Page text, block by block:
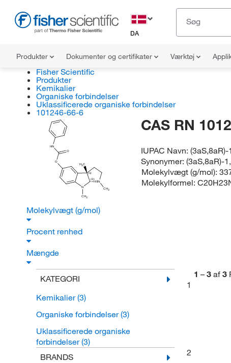
DA
Produkter Dokumenter og certifikater Værktøj
Fisher Scientific
Produkter
Kemikalier
Organiske forbindelser
Uklassificerede organiske forbindelser
101246-66-6
CH3
N
(S)
H3C
(R)
N
CH3
O
O
HN
CAS RN
IUPAC Navn:
Synonymer:(3aS,8aR)-
Molekylvægt (g/mol):
Molekylformel:
Molekylvægt (g/mol)
Procent renhed
Mængde
KATEGORI
Kemikalier(3)
Organiske forbindelser(3)
Uklassificerede organiske
forbindelser(3)
BRANDS
1 – 3 af 3
1
2